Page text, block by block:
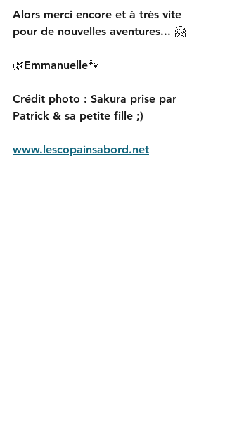
Alors merci encore et à très vite
pour de nouvelles aventures... 🤗
🌿Emmanuelle🐾
Crédit photo : Sakura prise par
Patrick & sa petite fille ;)
www.lescopainsabord.net